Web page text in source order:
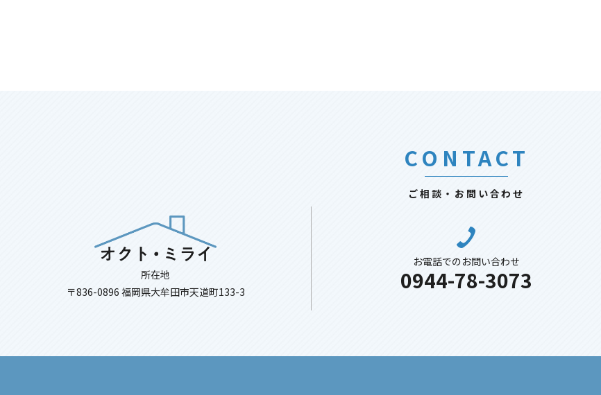
CONTACT
ご相談・お問い合わせ
所在地
〒836-0896 福岡県大牟田市天道町133-3
お電話でのお問い合わせ
0944-78-3073